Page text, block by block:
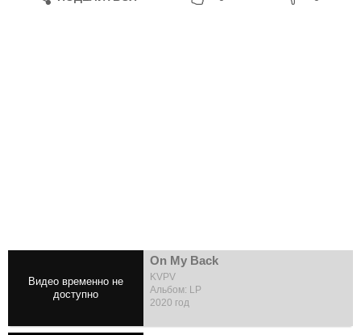
On My Back
KVPV
Альбом: LP
2020 год